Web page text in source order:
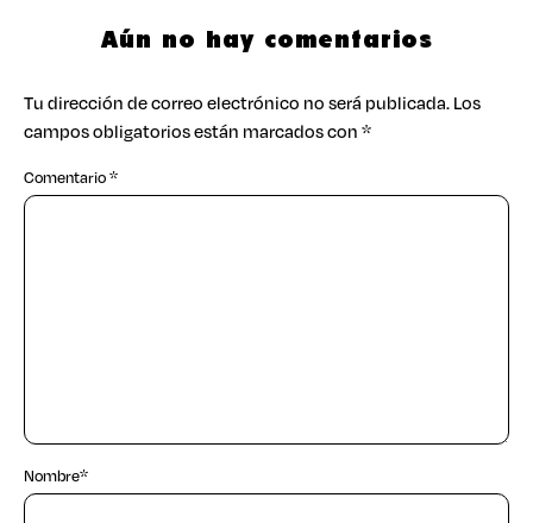
Aún no hay comentarios
Tu dirección de correo electrónico no será publicada.Los
campos obligatorios están marcados con*
Comentario*
Nombre*